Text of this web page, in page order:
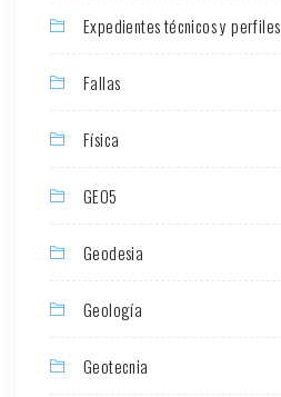
Expedientes técnicos y perfiles
Fallas
Física
GEO5
Geodesia
Geología
Geotecnia